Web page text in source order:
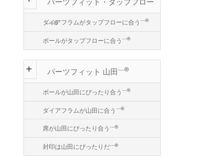
パーツフィット・タップフロー
―®
ダイアフラムがタップフローに合う ―®
ボールがタップフローに合う ―®
パーツフィット 山田―®
ボールが山田にぴったり合う ―®
ダイアフラムが山田に合う ―®
席が山田にぴったり合う ―®
封印は山田にぴったりだ―®